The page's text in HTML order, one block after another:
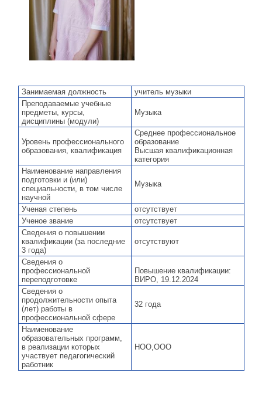
Занимаемая должность
учитель музыки
Преподаваемые учебные
предметы, курсы,
дисциплины (модули)
Музыка
Уровень профессионального
образования, квалификация
Среднее профессиональное
образование
Высшая квалификационная
категория
Наименование направления
подготовки и (или)
специальности, в том числе
научной
Музыка
Ученая степень
отсутствует
Ученое звание
отсутствует
Сведения о повышении
квалификации (за последние
3 года)
отсутствуют
Сведения о
профессиональной
переподготовке
Повышение квалификации:
ВИРО, 19.12.2024
Сведения о
продолжительности опыта
(лет) работы в
профессиональной сфере
32 года
Наименование
образовательных программ,
в реализации которых
участвует педагогический
работник
НОО,ООО